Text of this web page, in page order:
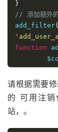
}
// 添加额外
add_filter(
function
//
示，所以我注
请根据需要
的 可用注销
站，。